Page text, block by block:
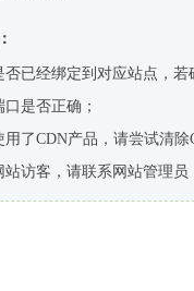
否已经绑定到对应站点，
口是否正确；
用了CDN产品，请尝试清除
站访客，请联系网站管理员